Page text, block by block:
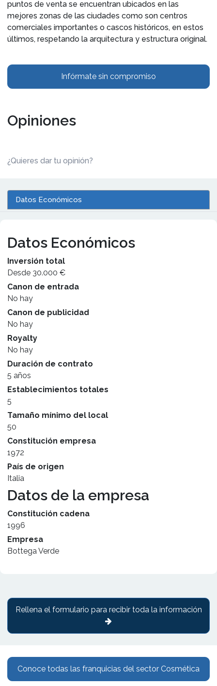
puntos de venta se encuentran ubicados en las
mejores zonas de las ciudades como son centros
comerciales importantes o cascos históricos, en estos
últimos, respetando la arquitectura y estructura original.
Infórmate sin compromiso
Opiniones
¿Quieres dar tu opinión?
Datos Económicos
Datos Económicos
Inversión total
Desde 30.000 €
Canon de entrada
No hay
Canon de publicidad
No hay
Royalty
No hay
Duración de contrato
5 años
Establecimientos totales
5
Tamaño mínimo del local
50
Constitución empresa
1972
País de origen
Italia
Datos de la empresa
Constitución cadena
1996
Empresa
Bottega Verde
Conoce todas las franquicias del sector Cosmética